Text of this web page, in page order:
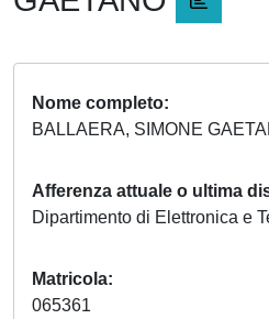
Nome completo
BALLAERA, SIMONE
Afferenza attuale o ultima
Dipartimento di Elettronica e
Matricola
065361